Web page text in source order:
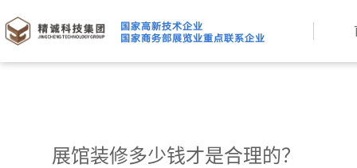
展馆装修多少钱才是合理的？